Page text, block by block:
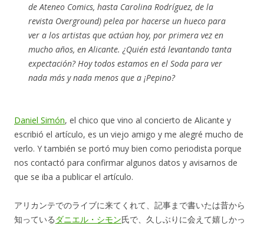
de Ateneo Comics, hasta Carolina Rodríguez, de la
revista Overground) pelea por hacerse un hueco para
ver a los artistas que actúan hoy, por primera vez en
mucho años, en Alicante. ¿Quién está levantando tanta
expectación? Hoy todos estamos en el Soda para ver
nada más y nada menos que a ¡Pepino?
Daniel Simón, el chico que vino al concierto de Alicante y
escribió el artículo, es un viejo amigo y me alegré mucho de
verlo. Y también se portó muy bien como periodista porque
nos contactó para confirmar algunos datos y avisarnos de
que se iba a publicar el artículo.
アリカンテでのライブに来てくれて、記事まで書いたは昔から
知っている ダニエル・シモン氏で、久しぶりに会えて嬉しかっ